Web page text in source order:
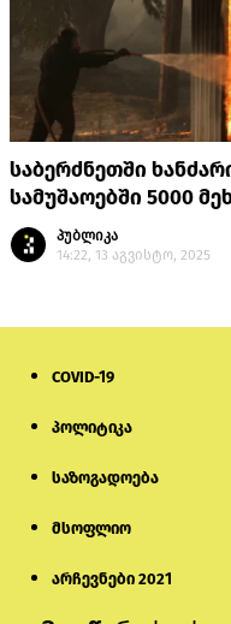
საბერძნეთში
სამუშაოებში 5000
პუბლიკა
14:22, 13 აგვისტო, 2025
COVID-19
პოლიტიკა
საზოგადოება
მსოფლიო
არჩევნები 2021